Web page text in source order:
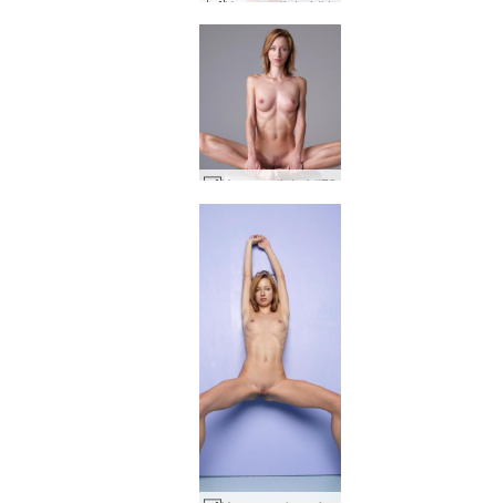
Yanna sylinteri #4
Yanna sylinteri #72